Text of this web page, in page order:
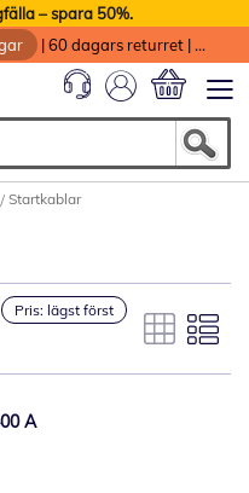
– spara 50%.
|60 dagars returret |
Startkablar
Pris: lägst först
A